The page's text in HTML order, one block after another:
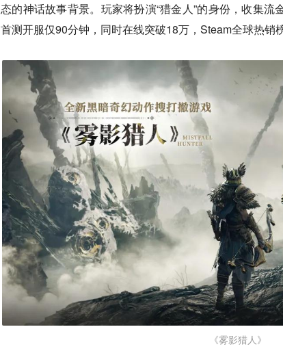
态的神话故事背景。玩家将扮演“猎金人”的身份，收集
首测开服仅90分钟，同时在线突破18万，Steam全球热销
《雾影猎人》